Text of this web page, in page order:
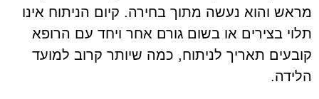
מראש והוא נעשה מתוך בחירה. קיום הניתוח אינו
תלוי בצירים או בשום גורם אחר ויחד עם הרופא
קובעים תאריך לניתוח, כמה שיותר קרוב למועד
הלידה.